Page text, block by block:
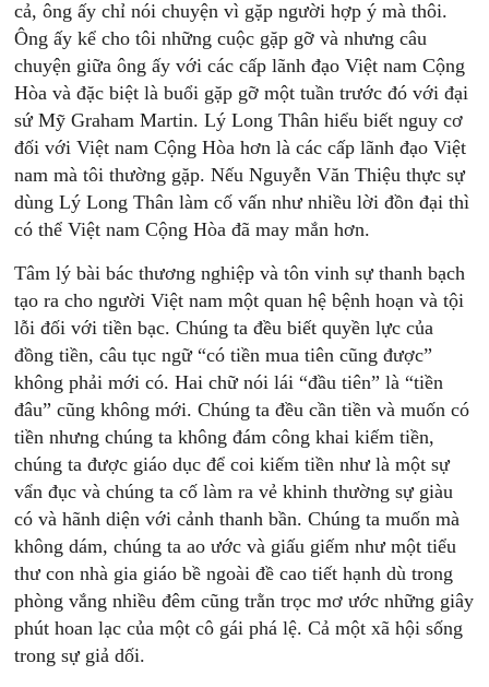
cả, ông ấy chỉ nói chuyện vì gặp người hợp ý mà thôi.
Ông ấy kể cho tôi những cuộc gặp gỡ và nhưng câu
chuyện giữa ông ấy với các cấp lãnh đạo Việt nam Cộng
Hòa và đặc biệt là buổi gặp gỡ một tuần trước đó với đại
sứ Mỹ Graham Martin. Lý Long Thân hiểu biết nguy cơ
đối với Việt nam Cộng Hòa hơn là các cấp lãnh đạo Việt
nam mà tôi thường gặp. Nếu Nguyễn Văn Thiệu thực sự
dùng Lý Long Thân làm cố vấn như nhiều lời đồn đại thì
có thể Việt nam Cộng Hòa đã may mắn hơn.
Tâm lý bài bác thương nghiệp và tôn vinh sự thanh bạch
tạo ra cho người Việt nam một quan hệ bệnh hoạn và tội
lỗi đối với tiền bạc. Chúng ta đều biết quyền lực của
đồng tiền, câu tục ngữ “có tiền mua tiên cũng được”
không phải mới có. Hai chữ nói lái “đầu tiên” là “tiền
đâu” cũng không mới. Chúng ta đều cần tiền và muốn có
tiền nhưng chúng ta không đám công khai kiếm tiền,
chúng ta được giáo dục để coi kiếm tiền như là một sự
vẩn đục và chúng ta cố làm ra vẻ khinh thường sự giàu
có và hãnh diện với cảnh thanh bần. Chúng ta muốn mà
không dám, chúng ta ao ước và giấu giếm như một tiểu
thư con nhà gia giáo bề ngoài đề cao tiết hạnh dù trong
phòng vắng nhiều đêm cũng trằn trọc mơ ước những giây
phút hoan lạc của một cô gái phá lệ. Cả một xã hội sống
trong sự giả dối.